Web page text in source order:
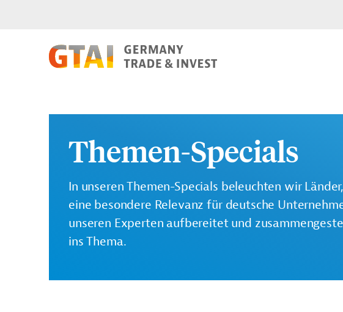
Themen-Specials
In unseren Themen-Specials beleuchten wir
eine besondere Relevanz für deutsche
unseren Experten aufbereitet und
ins Thema.